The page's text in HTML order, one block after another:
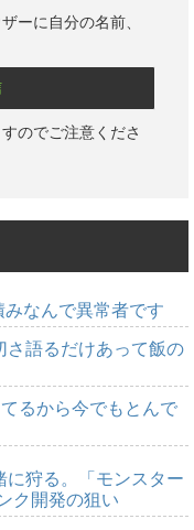
ーに自分の名前、
のでご注意くださ
みなんで異常者です
さ語るだけあって飯の
るから今でもとんで
に狩る。「モンスター
ク開発の狙い